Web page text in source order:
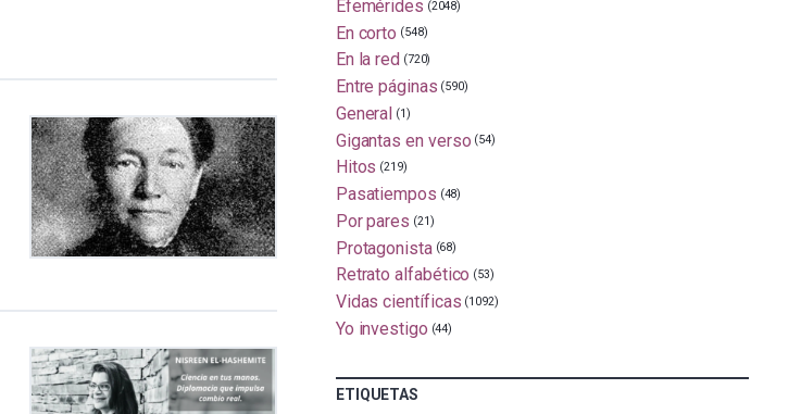
Efemérides (2048)
En corto (548)
En la red (720)
Entre páginas (590)
General (1)
Gigantas en verso (54)
Hitos (219)
Pasatiempos (48)
Por pares (21)
Protagonista (68)
Retrato alfabético (53)
Vidas científicas (1092)
Yo investigo (44)
ETIQUETAS